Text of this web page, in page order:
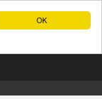
OK